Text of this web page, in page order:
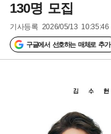
130명 모집
기사등록 2026/05/13 10:35:46
구글에서 선호하는 매체로 추가